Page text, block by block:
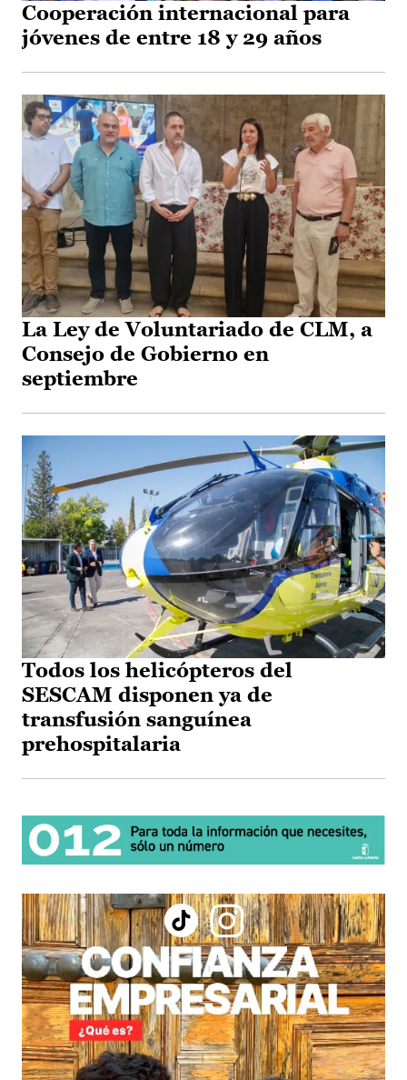
Cooperación internacional para
jóvenes de entre 18 y 29 años
La Ley de Voluntariado de CLM, a
Consejo de Gobierno en
septiembre
Todos los helicópteros del
SESCAM disponen ya de
transfusión sanguínea
prehospitalaria